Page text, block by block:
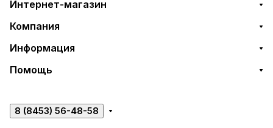
Интернет-магазин
Компания
Информация
Помощь
8 (8453) 56-48-58